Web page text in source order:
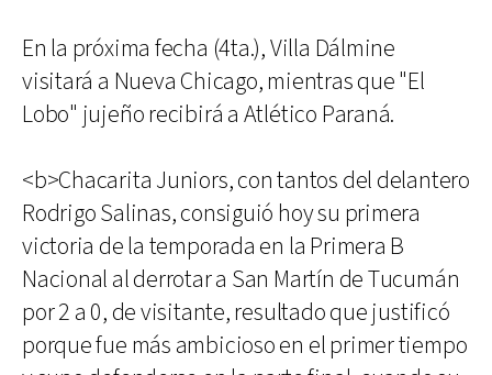
En la próxima fecha (4ta.), Villa Dálmine
visitará a Nueva Chicago, mientras que "El
Lobo" jujeño recibirá a Atlético Paraná.
<b>Chacarita Juniors, con tantos del delantero
Rodrigo Salinas, consiguió hoy su primera
victoria de la temporada en la Primera B
Nacional al derrotar a San Martín de Tucumán
por 2 a 0, de visitante, resultado que justificó
porque fue más ambicioso en el primer tiempo